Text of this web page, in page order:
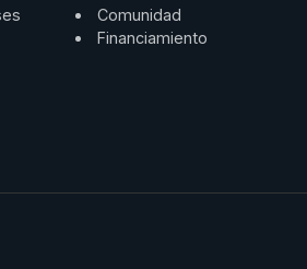
Comunidad
Financiamiento